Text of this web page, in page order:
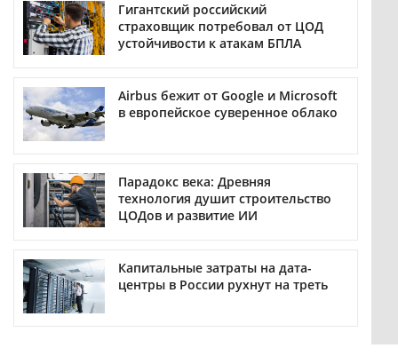
Гигантский российский
страховщик потребовал от ЦОД
устойчивости к атакам БПЛА
Airbus бежит от Google и Microsoft
в европейское суверенное облако
Парадокс века: Древняя
технология душит строительство
ЦОДов и развитие ИИ
Капитальные затраты на дата-
центры в России рухнут на треть